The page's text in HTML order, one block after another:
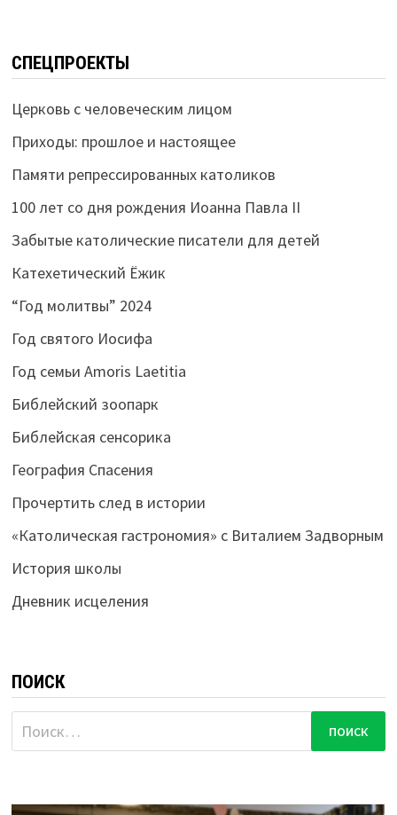
СПЕЦПРОЕКТЫ
Церковь с человеческим лицом
Приходы: прошлое и настоящее
Памяти репрессированных католиков
100 лет со дня рождения Иоанна Павла II
Забытые католические писатели для детей
Катехетический Ёжик
“Год молитвы” 2024
Год святого Иосифа
Год семьи Amoris Laetitia
Библейский зоопарк
Библейская сенсорика
География Спасения
Прочертить след в истории
«Католическая гастрономия» с Виталием Задворным
История школы
Дневник исцеления
ПОИСК
Найти: